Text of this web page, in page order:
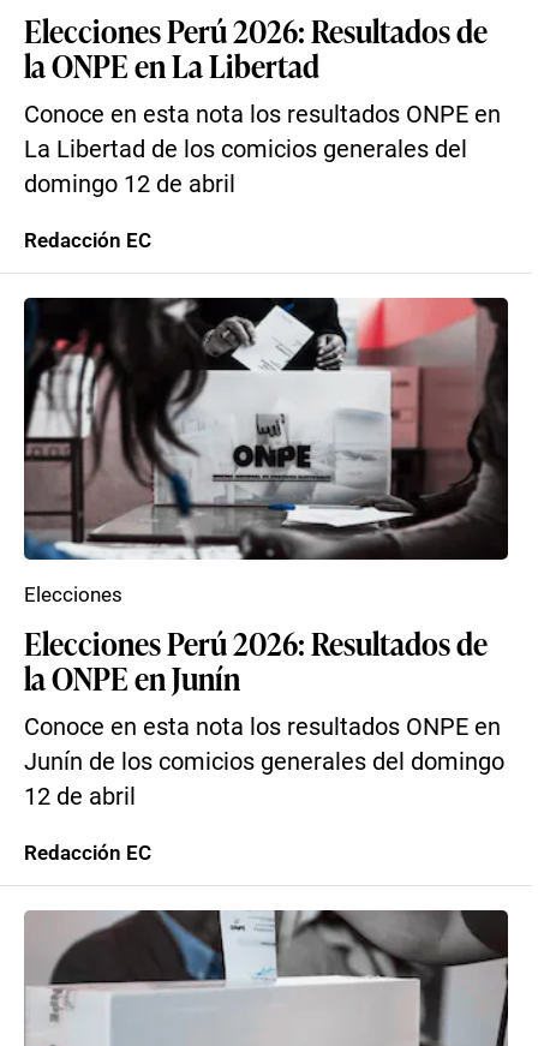
Elecciones Perú 2026: Resultados de
la ONPE en La Libertad
Conoce en esta nota los resultados ONPE en
La Libertad de los comicios generales del
domingo 12 de abril
Redacción EC
Elecciones Perú 2026: Resultados de
la ONPE en Junín
Conoce en esta nota los resultados ONPE en
Junín de los comicios generales del domingo
12 de abril
Elecciones
Redacción EC